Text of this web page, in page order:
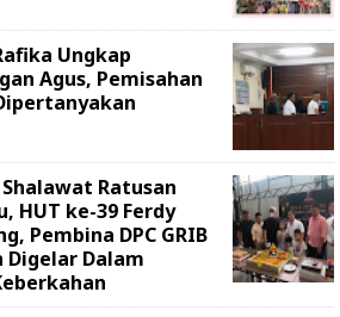
Ungkap
Agus, Pemisahan
Ratusan
HUT ke-39 Ferdy
Pembina DPC GRIB
Digelar Dalam